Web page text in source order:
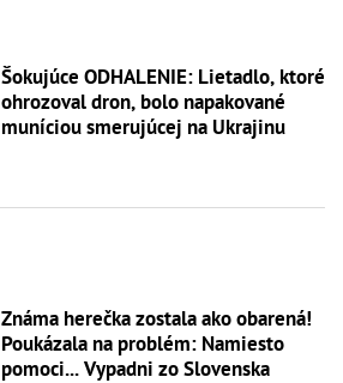
Šokujúce ODHALENIE: Lietadlo, ktoré
ohrozoval dron, bolo napakované
muníciou smerujúcej na Ukrajinu
Známa herečka zostala ako obarená!
Poukázala na problém: Namiesto
pomoci... Vypadni zo Slovenska